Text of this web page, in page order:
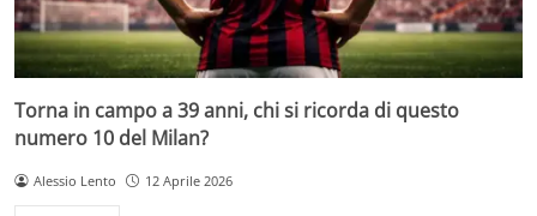
Torna in campo a 39 anni, chi si ricorda di questo
numero 10 del Milan?
Alessio Lento 12 Aprile 2026